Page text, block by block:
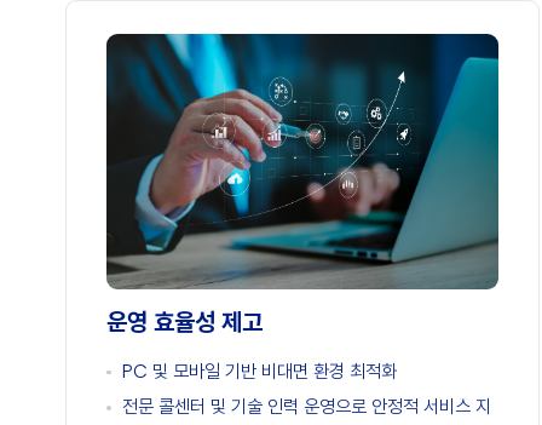
운영 효율성 제고
PC 및 모바일 기반 비대면 환경 최적화
전문 콜센터 및 기술 인력 운영으로 안정적 서비스 지